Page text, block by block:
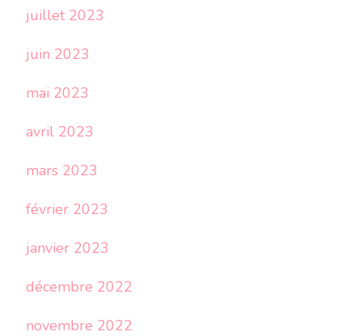
juillet 2023
juin 2023
mai 2023
avril 2023
mars 2023
février 2023
janvier 2023
décembre 2022
novembre 2022